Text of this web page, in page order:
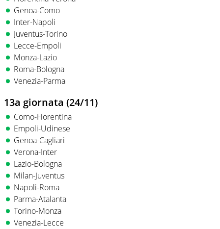
Genoa-Como
Inter-Napoli
Juventus-Torino
Lecce-Empoli
Monza-Lazio
Roma-Bologna
Venezia-Parma
13a giornata (24/11)
Como-Fiorentina
Empoli-Udinese
Genoa-Cagliari
Verona-Inter
Lazio-Bologna
Milan-Juventus
Napoli-Roma
Parma-Atalanta
Torino-Monza
Venezia-Lecce